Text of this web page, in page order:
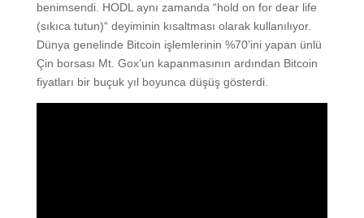
benimsendi. HODL aynı zamanda “hold on for dear life
(sıkıca tutun)“ deyiminin kısaltması olarak kullanılıyor.
Dünya genelinde Bitcoin işlemlerinin %70’ini yapan ünlü
Çin borsası Mt. Gox’un kapanmasının ardından Bitcoin
fiyatları bir buçuk yıl boyunca düşüş gösterdi.